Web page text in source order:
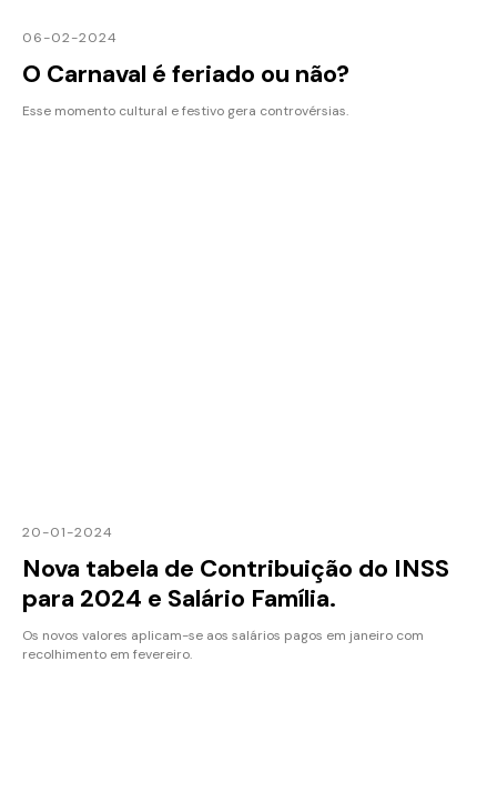
06-02-2024
O Carnaval é feriado ou não?
Esse momento cultural e festivo gera controvérsias.
20-01-2024
Nova tabela de Contribuição do INSS
para 2024 e Salário Família.
Os novos valores aplicam-se aos salários pagos em janeiro com
recolhimento em fevereiro.